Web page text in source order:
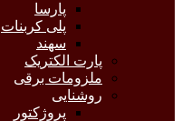
پارسا
پلی کربنات
سهند
پارت الکتریک
ملزومات برقی
روشنایی
پروژکتور